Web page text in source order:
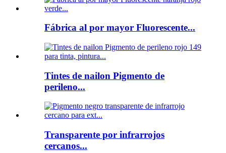
Fábrica al por mayor Fluorescente...
Tintes de nailon Pigmento de
perileno...
Transparente por infrarrojos
cercanos...